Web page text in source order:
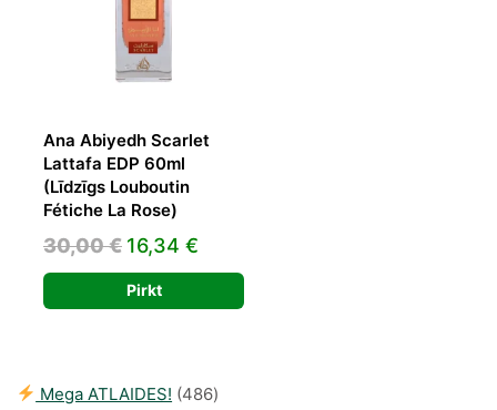
Ana Abiyedh Scarlet
Lattafa EDP 60ml
(Līdzīgs Louboutin
Fétiche La Rose)
30,00€ Original
price
was:
16,34 €
price
is:
Pirkt
Mega ATLAIDES! 486486